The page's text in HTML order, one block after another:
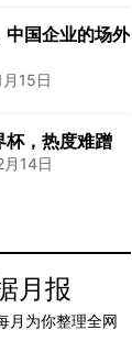
中国企业的场外
15日
杯，热度难蹭
14日
月报
月为你整理全网